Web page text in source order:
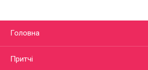
Головна
Притчі